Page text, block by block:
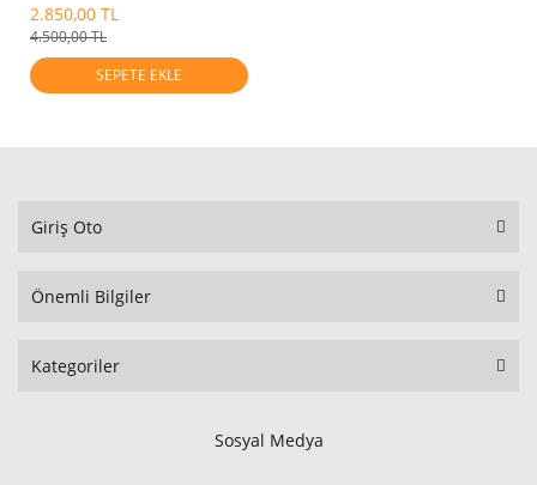
2.850,00 TL
4.500,00 TL
SEPETE EKLE
Giriş Oto
Önemli Bilgiler
Kategoriler
Sosyal Medya